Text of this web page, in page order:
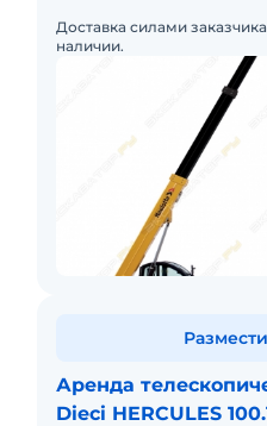
Доставка силами
наличии.
Аренда
Dieci HERCULES